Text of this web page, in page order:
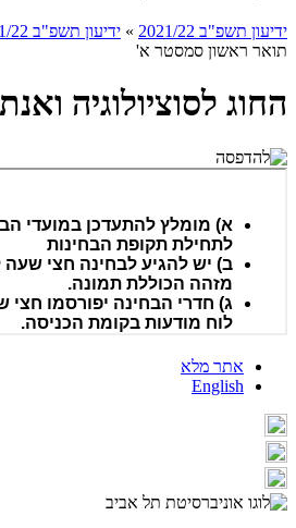
ידיעון תשפ"ב 2021/22 » ידיעון תשפ"ב 2021/22
תואר ראשון סמסטר א'
החוג לסוציולוגיה
אתר מלא
English